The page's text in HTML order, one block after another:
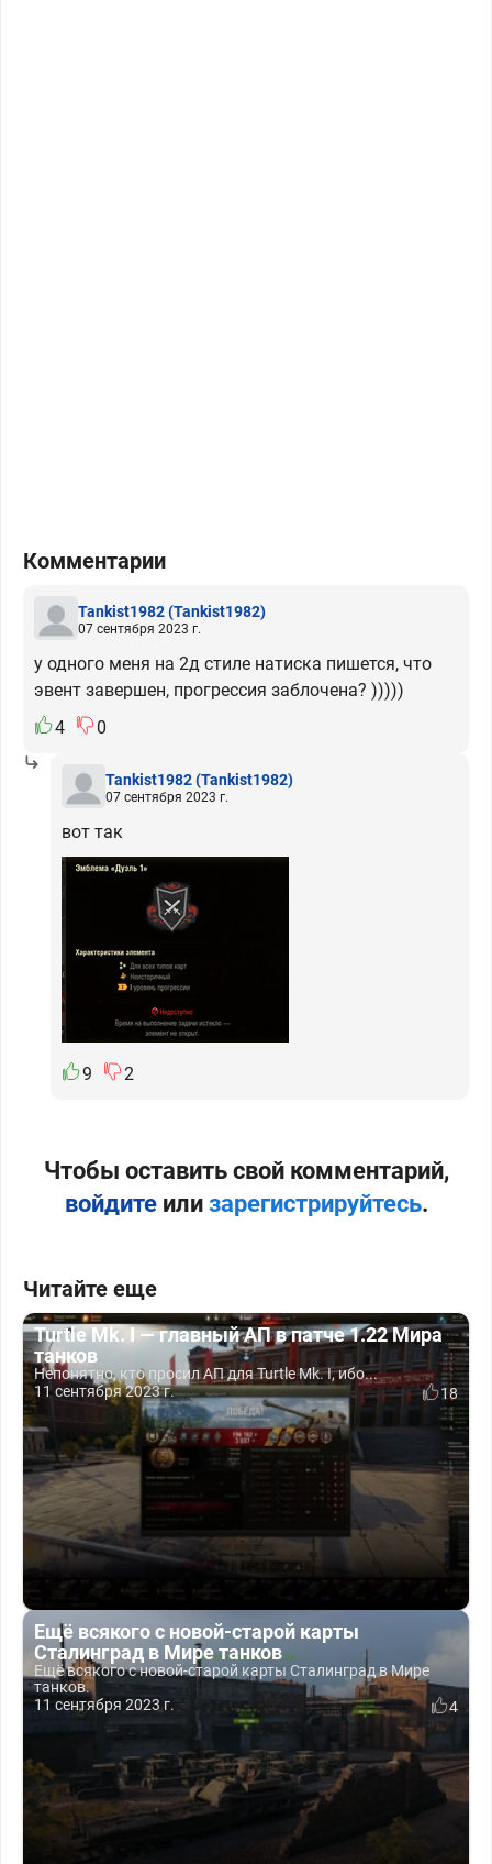
Комментарии
Tankist1982(Tankist1982)
07 сентября 2023 г.
у одного меня на 2д стиле натиска пишется, что
эвент завершен, прогрессия заблочена? )))))
4
0
Tankist1982(Tankist1982)
07 сентября 2023 г.
вот так
9 2
Чтобы оставить свой комментарий,
войдитеили зарегистрируйтесь.
Читайте еще
Turtle Mk. I — главный АП в патче 1.22 Мира
танков
Непонятно, кто просил АП для Turtle Mk. I, ибо...
11 сентября 2023 г.
18
Ещё всякого с новой-старой карты
Сталинград в Мире танков
Ещё всякого с новой-старой карты Сталинград в Мире
танков.
11 сентября 2023 г.
4